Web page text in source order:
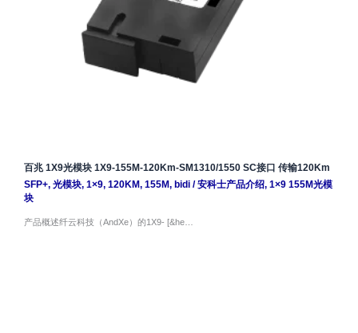
百兆 1X9光模块 1X9-155M-120Km-SM1310/1550 SC接口 传输120Km
SFP+, 光模块, 1×9, 120KM, 155M, bidi/安科士产品介绍, 1×9 155M光模
块
产品概述纤云科技（AndXe）的1X9- [&he…